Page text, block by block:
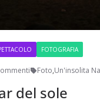
FOTOGRAFIA
Foto,Un'insolita
del sole